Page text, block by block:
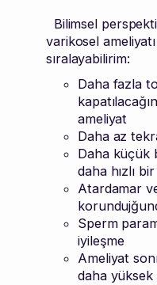
Bilimsel
varikosel
sıralayabilirim:
Daha fazla
ameliyat
Daha az
Daha küçük
daha hızlı
Atardamar
Sperm
iyileşme
Ameliyat
daha yüksek